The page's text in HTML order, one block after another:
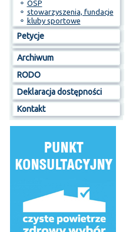
⚬ OSP
⚬ stowarzyszenia, fundacje
⚬ kluby sportowe
Petycje
Archiwum
RODO
Deklaracja dostępności
Kontakt